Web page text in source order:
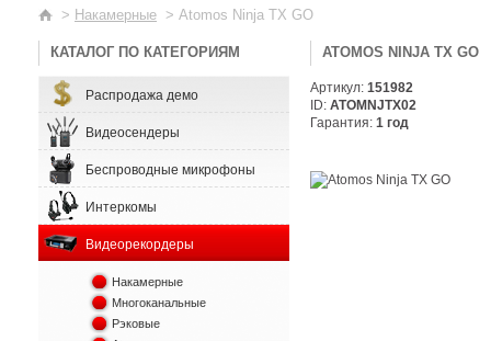
> Накамерные > Atomos Ninja TX GO
КАТАЛОГ ПО КАТЕГОРИЯМ
Распродажа демо
Видеосендеры
Беспроводные микрофоны
Интеркомы
Видеорекордеры
Накамерные
Многоканальные
Рэковые
ATOMOS NINJA TX GO
Артикул: 151982
ID: ATOMNJTX02
Гарантия: 1 год